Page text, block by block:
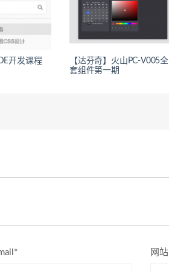
开发课程
【达芬奇】火山PC-V005全
套组件第一期
网站